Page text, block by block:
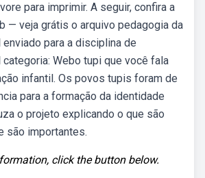
para imprimir. A seguir, confira a
— veja grátis o arquivo pedagogia da
para a disciplina de
Webo tupi que você fala
infantil. Os povos tupis foram de
para a formação da identidade
o projeto explicando o que são
são importantes.
click the button below.